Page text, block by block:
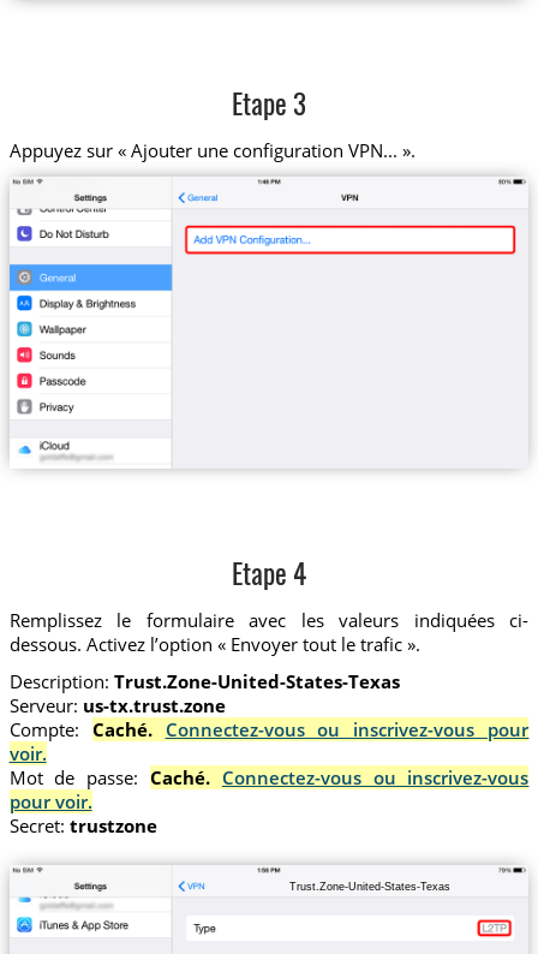
Etape 3
Appuyez sur « Ajouter une configuration VPN... ».
Etape 4
Remplissez le formulaire avec les valeurs indiquées ci-
dessous. Activez l’option « Envoyer tout le trafic ».
Description: Trust.Zone-United-States-Texas
Serveur: us-tx.trust.zone
Compte: Caché. Connectez-vous ou inscrivez-vous pour
voir.
Mot de passe: Caché. Connectez-vous ou inscrivez-vous
pour voir.
Secret: trustzone
Trust.Zone-United-States-Texas